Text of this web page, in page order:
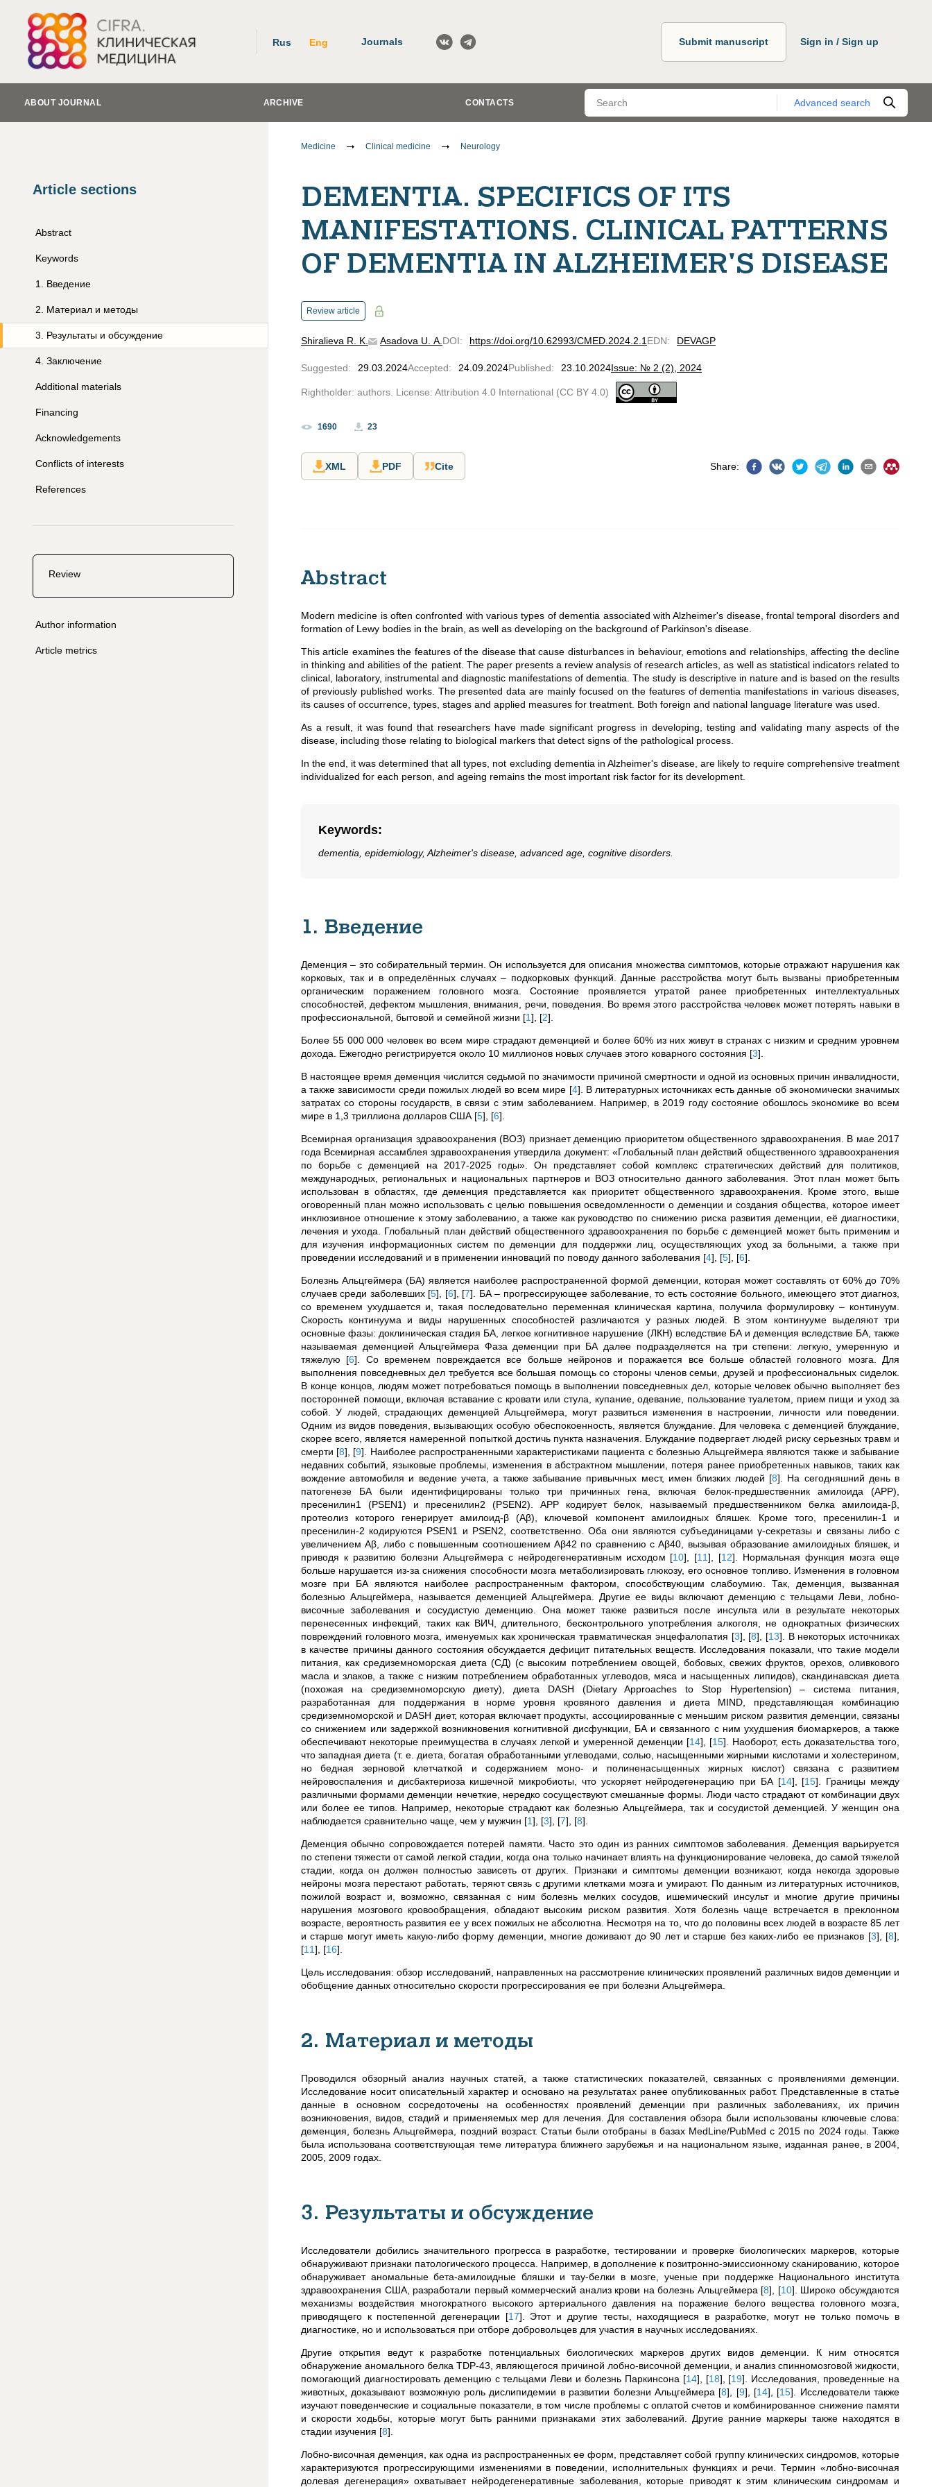
Rus Eng Journals Submit manuscript Sign in / Sign up
ABOUT JOURNAL ARCHIVE CONTACTS Advanced search
Article sections
Abstract
Keywords
1 Введение
2 Материал и методы
3 Результаты и обсуждение
4 Заключение
Additional materials
Financing
Acknowledgements
Conflicts of interests
References
Review
Author information
Article metrics
Medicine Clinical medicine Neurology
DEMENTIA. SPECIFICS OF ITS
MANIFESTATIONS. CLINICAL PATTERNS
OF DEMENTIA IN ALZHEIMER'S DISEASE
Review article
Shiralieva R. K. Asadova U. A. DOI: https://doi.org/10.62993/CMED.2024.2.1 EDN: DEVAGP
Suggested: 29.03.2024Accepted: 24.09.2024Published: 23.10.2024Issue: № 2 (2), 2024
Rightholder: authors. License: Attribution 4.0 International (CC BY 4.0)
1690 23
XML PDF Cite Share:
Abstract
Modern medicine is often confronted with various types of dementia associated with Alzheimer's disease, frontal temporal disorders and
formation of Lewy bodies in the brain, as well as developing on the background of Parkinson's disease.
This article examines the features of the disease that cause disturbances in behaviour, emotions and relationships, affecting the decline
in thinking and abilities of the patient. The paper presents a review analysis of research articles, as well as statistical indicators related to
clinical, laboratory, instrumental and diagnostic manifestations of dementia. The study is descriptive in nature and is based on the results
of previously published works. The presented data are mainly focused on the features of dementia manifestations in various diseases,
its causes of occurrence, types, stages and applied measures for treatment. Both foreign and national language literature was used.
As a result, it was found that researchers have made significant progress in developing, testing and validating many aspects of the
disease, including those relating to biological markers that detect signs of the pathological process.
In the end, it was determined that all types, not excluding dementia in Alzheimer's disease, are likely to require comprehensive treatment
individualized for each person, and ageing remains the most important risk factor for its development.
Keywords:
dementia, epidemiology, Alzheimer's disease, advanced age, cognitive disorders.
1. Введение
Деменция – это собирательный термин. Он используется для описания множества симптомов, которые отражают нарушения как
корковых, так и в определённых случаях – подкорковых функций. Данные расстройства могут быть вызваны приобретенным
органическим поражением головного мозга. Состояние проявляется утратой ранее приобретенных интеллектуальных
способностей, дефектом мышления, внимания, речи, поведения. Во время этого расстройства человек может потерять навыки в
профессиональной, бытовой и семейной жизни [1] [2]
Более 55 000 000 человек во всем мире страдают деменцией и более 60% из них живут в странах с низким и средним уровнем
дохода. Ежегодно регистрируется около 10 миллионов новых случаев этого коварного состояния [3]
В настоящее время деменция числится седьмой по значимости причиной смертности и одной из основных причин инвалидности,
а также зависимости среди пожилых людей во всем мире [4] . В литературных источниках есть данные об экономически значимых
затратах со стороны государств, в связи с этим заболеванием. Например, в 2019 году состояние обошлось экономике во всем
мире в 1,3 триллиона долларов США [5] [6]
Всемирная организация здравоохранения (ВОЗ) признает деменцию приоритетом общественного здравоохранения. В мае 2017
года Всемирная ассамблея здравоохранения утвердила документ: «Глобальный план действий общественного здравоохранения
по борьбе с деменцией на 2017-2025 годы». Он представляет собой комплекс стратегических действий для политиков,
международных, региональных и национальных партнеров и ВОЗ относительно данного заболевания. Этот план может быть
использован в областях, где деменция представляется как приоритет общественного здравоохранения. Кроме этого, выше
оговоренный план можно использовать с целью повышения осведомленности о деменции и создания общества, которое имеет
инклюзивное отношение к этому заболеванию, а также как руководство по снижению риска развития деменции, её диагностики,
лечения и ухода. Глобальный план действий общественного здравоохранения по борьбе с деменцией может быть применим и
для изучения информационных систем по деменции для поддержки лиц, осуществляющих уход за больными, а также при
проведении исследований и в применении инноваций по поводу данного заболевания [4] [5] [6]
Болезнь Альцгеймера (БА) является наиболее распространенной формой деменции, которая может составлять от 60% до 70%
случаев среди заболевших [5] [6] [7] . БА – прогрессирующее заболевание, то есть состояние больного, имеющего этот диагноз,
со временем ухудшается и, такая последовательно переменная клиническая картина, получила формулировку – континуум.
Скорость континуума и виды нарушенных способностей различаются у разных людей. В этом континууме выделяют три
основные фазы: доклиническая стадия БА, легкое когнитивное нарушение (ЛКН) вследствие БА и деменция вследствие БА, также
называемая деменцией Альцгеймера Фаза деменции при БА далее подразделяется на три степени: легкую, умеренную и
тяжелую [6] . Со временем повреждается все больше нейронов и поражается все больше областей головного мозга. Для
выполнения повседневных дел требуется все большая помощь со стороны членов семьи, друзей и профессиональных сиделок.
В конце концов, людям может потребоваться помощь в выполнении повседневных дел, которые человек обычно выполняет без
посторонней помощи, включая вставание с кровати или стула, купание, одевание, пользование туалетом, прием пищи и уход за
собой. У людей, страдающих деменцией Альцгеймера, могут развиться изменения в настроении, личности или поведении.
Одним из видов поведения, вызывающих особую обеспокоенность, является блуждание. Для человека с деменцией блуждание,
скорее всего, является намеренной попыткой достичь пункта назначения. Блуждание подвергает людей риску серьезных травм и
смерти [8] [9] . Наиболее распространенными характеристиками пациента с болезнью Альцгеймера являются также и забывание
недавних событий, языковые проблемы, изменения в абстрактном мышлении, потеря ранее приобретенных навыков, таких как
вождение автомобиля и ведение учета, а также забывание привычных мест, имен близких людей [8] . На сегодняшний день в
патогенезе БА были идентифицированы только три причинных гена, включая белок-предшественник амилоида (APP),
пресенилин1 (PSEN1) и пресенилин2 (PSEN2). APP кодирует белок, называемый предшественником белка амилоида-β,
протеолиз которого генерирует амилоид-β (Aβ), ключевой компонент амилоидных бляшек. Кроме того, пресенилин-1 и
пресенилин-2 кодируются PSEN1 и PSEN2, соответственно. Оба они являются субъединицами γ-секретазы и связаны либо с
увеличением Aβ, либо с повышенным соотношением Aβ42 по сравнению с Aβ40, вызывая образование амилоидных бляшек, и
приводя к развитию болезни Альцгеймера с нейродегенеративным исходом [10] [11] [12] . Нормальная функция мозга еще
больше нарушается из-за снижения способности мозга метаболизировать глюкозу, его основное топливо. Изменения в головном
мозге при БА являются наиболее распространенным фактором, способствующим слабоумию. Так, деменция, вызванная
болезнью Альцгеймера, называется деменцией Альцгеймера. Другие ее виды включают деменцию с тельцами Леви, лобно-
височные заболевания и сосудистую деменцию. Она может также развиться после инсульта или в результате некоторых
перенесенных инфекций, таких как ВИЧ, длительного, бесконтрольного употребления алкоголя, не однократных физических
повреждений головного мозга, именуемых как хроническая травматическая энцефалопатия [3] [8] [13] . В некоторых источниках
в качестве причины данного состояния обсуждается дефицит питательных веществ. Исследования показали, что такие модели
питания, как средиземноморская диета (СД) (с высоким потреблением овощей, бобовых, свежих фруктов, орехов, оливкового
масла и злаков, а также с низким потреблением обработанных углеводов, мяса и насыщенных липидов), скандинавская диета
(похожая на средиземноморскую диету), диета DASH (Dietary Approaches to Stop Hypertension) –система питания,
разработанная для поддержания в норме уровня кровяного давления и диета MIND , представляющая комбинацию
средиземноморской и DASH диет, которая включает продукты, ассоциированные с меньшим риском развития деменции, связаны
со снижением или задержкой возникновения когнитивной дисфункции, БА и связанного с ним ухудшения биомаркеров, а также
обеспечивают некоторые преимущества в случаях легкой и умеренной деменции [14] [15] . Наоборот, есть доказательства того,
что западная диета (т. е. диета, богатая обработанными углеводами, солью, насыщенными жирными кислотами и холестерином,
но бедная зерновой клетчаткой и содержанием моно- и полиненасыщенных жирных кислот) связана с развитием
нейровоспаления и дисбактериоза кишечной микробиоты, что ускоряет нейродегенерацию при БА [14] [15] . Границы между
различными формами деменции нечеткие, нередко сосуществуют смешанные формы. Люди часто страдают от комбинации двух
или более ее типов. Например, некоторые страдают как болезнью Альцгеймера, так и сосудистой деменцией. У женщин она
наблюдается сравнительно чаще, чем у мужчин [1] [3] [7] [8]
Деменция обычно сопровождается потерей памяти. Часто это один из ранних симптомов заболевания. Деменция варьируется
по степени тяжести от самой легкой стадии, когда она только начинает влиять на функционирование человека, до самой тяжелой
стадии, когда он должен полностью зависеть от других. Признаки и симптомы деменции возникают, когда некогда здоровые
нейроны мозга перестают работать, теряют связь с другими клетками мозга и умирают. По данным из литературных источников,
пожилой возраст и, возможно, связанная с ним болезнь мелких сосудов, ишемический инсульт и многие другие причины
нарушения мозгового кровообращения, обладают высоким риском развития. Хотя болезнь чаще встречается в преклонном
возрасте, вероятность развития ее у всех пожилых не абсолютна. Несмотря на то, что до половины всех людей в возрасте 85 лет
и старше могут иметь какую-либо форму деменции, многие доживают до 90 лет и старше без каких-либо ее признаков [3] [8]
[11] [16]
Цель исследования: обзор исследований, направленных на рассмотрение клинических проявлений различных видов деменции и
обобщение данных относительно скорости прогрессирования ее при болезни Альцгеймера.
2. Материал и методы
Проводился обзорный анализ научных статей, а также статистических показателей, связанных с проявлениями деменции.
Исследование носит описательный характер и основано на результатах ранее опубликованных работ. Представленные в статье
данные в основном сосредоточены на особенностях проявлений деменции при различных заболеваниях, их причин
возникновения, видов, стадий и применяемых мер для лечения. Для составления обзора были использованы ключевые слова:
деменция, болезнь Альцгеймера, поздний возраст. Статьи были отобраны в базах MedLine/PubMed с 2015 по 2024 годы. Также
была использована соответствующая теме литература ближнего зарубежья и на национальном языке, изданная ранее, в 2004,
2005, 2009 годах.
3. Результаты и обсуждение
Исследователи добились значительного прогресса в разработке, тестировании и проверке биологических маркеров, которые
обнаруживают признаки патологического процесса. Например, в дополнение к позитронно-эмиссионному сканированию, которое
обнаруживает аномальные бета-амилоидные бляшки и тау-белки в мозге, ученые при поддержке Национального института
здравоохранения США, разработали первый коммерческий анализ крови на болезнь Альцгеймера [8] [10] . Широко обсуждаются
механизмы воздействия многократного высокого артериального давления на поражение белого вещества головного мозга,
приводящего к постепенной дегенерации [17]
Этот и другие тесты, находящиеся в разработке, могут не только помочь в
диагностике, но и использоваться при отборе добровольцев для участия в научных исследованиях.
Другие открытия ведут к разработке потенциальных биологических маркеров других видов деменции. К ним относятся
обнаружение аномального белка TDP-43, являющегося причиной лобно-височной деменции, и анализ спинномозговой жидкости,
помогающий диагностировать деменцию с тельцами Леви и болезнь Паркинсона [14] [18] [19] . Исследования, проведенные на
животных, доказывают возможную роль дислипидемии в развитии болезни Альцгеймера [8] [9] [14] [15] . Исследователи также
изучают поведенческие и социальные показатели, в том числе проблемы с оплатой счетов и комбинированное снижение памяти
и скорости ходьбы, которые могут быть ранними признаками этих заболеваний. Другие ранние маркеры также находятся в
стадии изучения [8]
Лобно-височная деменция, как одна из распространенных ее форм, представляет собой группу клинических синдромов, которые
характеризуются прогрессирующими изменениями в поведении, исполнительных функциях и речи. Термин «лобно-височная
долевая дегенерация» охватывает нейродегенеративные заболевания, которые приводят к этим клиническим синдромам и